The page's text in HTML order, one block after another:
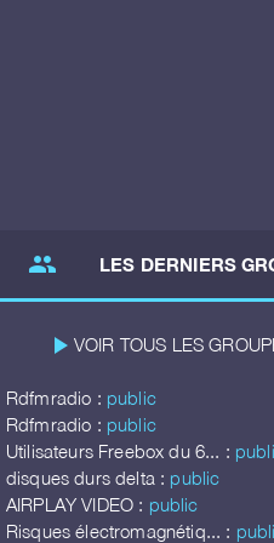
group LES DERNIERS
play_arrow VOIR TOUS LES
Rdfmradio : public
Rdfmradio : public
Utilisateurs Freebox du 6... :
disques durs delta : public
AIRPLAY VIDEO : public
Risques électromagnétiq... :